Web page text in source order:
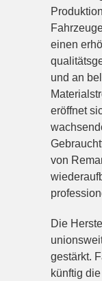
einen
und an
eröffnet
von
Die
gestärkt.
künftig